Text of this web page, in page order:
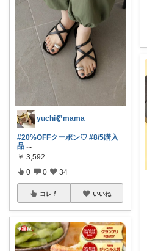
yuchi🥐mama
#20%OFFクーポン♡ #8/5購入
品 ...
￥ 3,592
0 0 34
コレ いいね